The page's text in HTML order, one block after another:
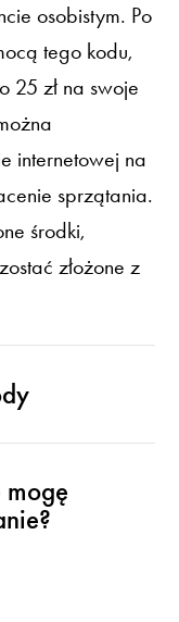
osobistym. Po
tego kodu,
25 zł na swoje
internetowej na
sprzątania.
środki,
złożone z